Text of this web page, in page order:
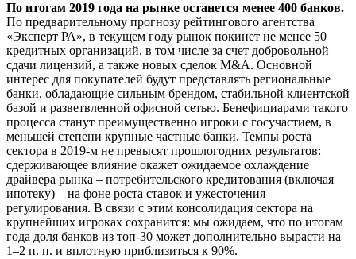
По итогам 2019 года на рынке останется менее 400 банков.
По предварительному прогнозу рейтингового агентства
«Эксперт РА», в текущем году рынок покинет не менее 50
кредитных организаций, в том числе за счет добровольной
сдачи лицензий, а также новых сделок M&A. Основной
интерес для покупателей будут представлять региональные
банки, обладающие сильным брендом, стабильной клиентской
базой и разветвленной офисной сетью. Бенефициарами такого
процесса станут преимущественно игроки с госучастием, в
меньшей степени крупные частные банки. Темпы роста
сектора в 2019-м не превысят прошлогодних результатов:
сдерживающее влияние окажет ожидаемое охлаждение
драйвера рынка – потребительского кредитования (включая
ипотеку) – на фоне роста ставок и ужесточения
регулирования. В связи с этим консолидация сектора на
крупнейших игроках сохранится: мы ожидаем, что по итогам
года доля банков из топ-30 может дополнительно вырасти на
1–2 п. п. и вплотную приблизиться к 90%.